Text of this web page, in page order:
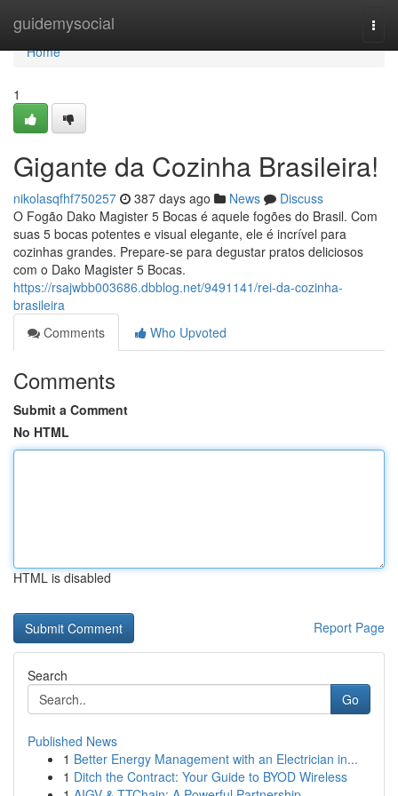
guidemysocial
Home
Home
1
Gigante da Cozinha Brasileira!
nikolasqfhf750257 387 days ago News
Discuss
O Fogão Dako Magister 5 Bocas é aquele fogões do Brasil. Com
suas 5 bocas potentes e visual elegante, ele é incrível para
cozinhas grandes. Prepare-se para degustar pratos deliciosos
com o Dako Magister 5 Bocas.
https://rsajwbb003686.dbblog.net/9491141/rei-da-cozinha-
brasileira
Comments
Who Upvoted
Comments
Submit a Comment
No HTML
HTML is disabled
Report Page
Search
Go
Published News
1 Better Energy Management with an Electrician in...
1 Ditch the Contract: Your Guide to BYOD Wireless